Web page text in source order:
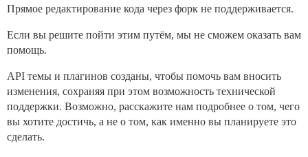
Прямое редактирование кода через форк не поддерживается.
Если вы решите пойти этим путём, мы не сможем оказать вам
помощь.
API темы и плагинов созданы, чтобы помочь вам вносить
изменения, сохраняя при этом возможность технической
поддержки. Возможно, расскажите нам подробнее о том, чего
вы хотите достичь, а не о том, как именно вы планируете это
сделать.